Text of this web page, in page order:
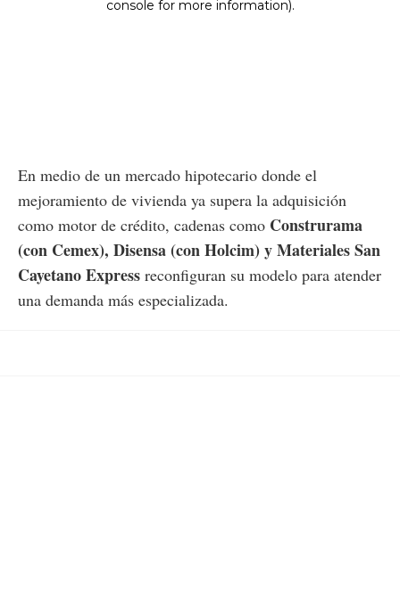
En medio de un mercado hipotecario donde el
mejoramiento de vivienda ya supera la adquisición
como motor de crédito, cadenas como Construrama
(con Cemex), Disensa (con Holcim) y Materiales San
Cayetano Express reconfiguran su modelo para atender
una demanda más especializada.